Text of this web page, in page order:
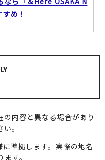
め！
内容と異なる場合があり
。
準拠します。実際の地名
す。